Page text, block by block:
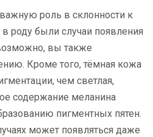
роль в склонности к
роду были случаи появления
вы также
Кроме того, тёмная кожа
чем светлая,
содержание меланина
пигментных пятен.
может появляться даже